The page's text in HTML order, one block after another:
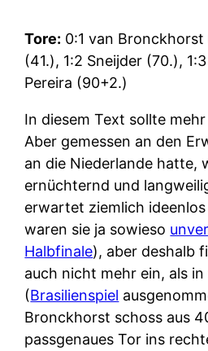
Tore: 0:1 van Bronckhorst
(41.), 1:2 Sneijder (70.),
Pereira (90+2.)
In diesem Text sollte
Aber gemessen an den
an die Niederlande hatte,
ernüchternd und
erwartet ziemlich
waren sie ja sowieso
Halbfinale), aber deshalb
auch nicht mehr ein, als
(Brasilienspiel
Bronckhorst schoss aus
passgenaues Tor ins